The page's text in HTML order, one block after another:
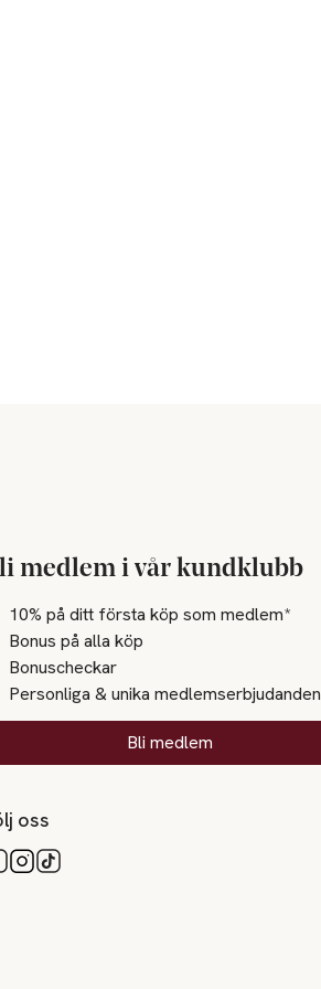
medlem i vår kundklubb
10% på ditt första köp som medlem*
Bonus på alla köp
Bonuscheckar
Personliga & unika medlemserbjudanden
Bli medlem
oss